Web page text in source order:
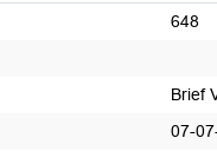
648
Brief
07-